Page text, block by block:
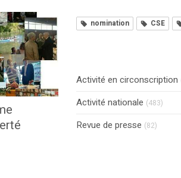
nomination CSE
Activité en circonscription
Activité nationale (483)
Revue de presse (82)